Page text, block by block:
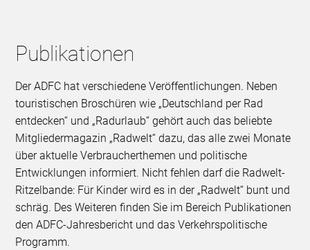
Publikationen
Der ADFC hat verschiedene Veröffentlichungen. Neben
touristischen Broschüren wie „Deutschland per Rad
entdecken“ und „Radurlaub“ gehört auch das beliebte
Mitgliedermagazin „Radwelt“ dazu, das alle zwei Monate
über aktuelle Verbraucherthemen und politische
Entwicklungen informiert. Nicht fehlen darf die Radwelt-
Ritzelbande: Für Kinder wird es in der „Radwelt“ bunt und
schräg. Des Weiteren finden Sie im Bereich Publikationen
den ADFC-Jahresbericht und das Verkehrspolitische
Programm.